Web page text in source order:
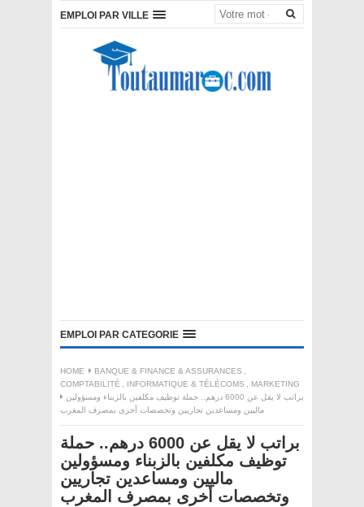
EMPLOI PAR VILLE
EMPLOI PAR CATEGORIE
HOME BANQUE & FINANCE & ASSURANCES ,
COMPTABILITÉ , INFORMATIQUE & TÉLÉCOMS , MARKETING
براتب لا يقل عن 6000 درهم.. حملة توظيف مكلفين بالزبناء ومسؤولين
ماليين ومساعدين تجاريين وتخصصات أخرى بمصرف المغرب
براتب لا يقل عن 6000 درهم.. حملة
توظيف مكلفين بالزبناء ومسؤولين
ماليين ومساعدين تجاريين
وتخصصات أخرى بمصرف المغرب